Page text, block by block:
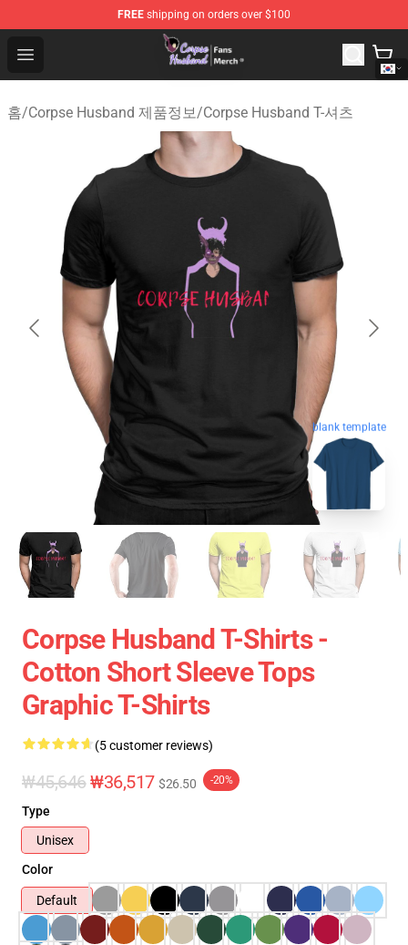
FREE shipping on orders over $100
Open menu
Corpse Husband Store - Official Corpse Husband
홈/Corpse Husband 제품정보/Corpse Husband T-셔츠
blank template
Corpse Husband T-Shirts -
Cotton Short Sleeve Tops
Graphic T-Shirts
(5 customer reviews)
₩45,646₩36,517 $26.50 -20%
Type
Unisex
Color
Default